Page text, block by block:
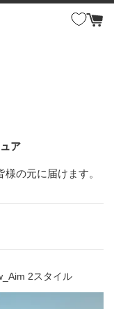
ア
の元に届けます。
2スタイル